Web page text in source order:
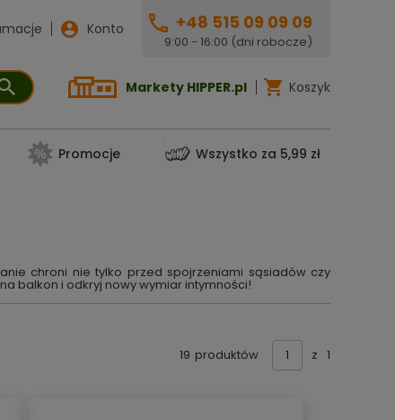
Konto +48 515 09 09 09
9:00 - 16:00 (dni robocze)
Markety HIPPER.pl Koszyk
Promocje Wszystko za 5,99 zł
chroni nie tylko przed spojrzeniami sąsiadów czy
balkon i odkryj nowy wymiar intymności!
19 produktów z 1